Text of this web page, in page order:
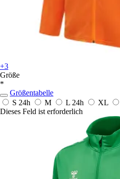
+3
Größe
*
Größentabelle
S 24h M L 24h XL
Dieses Feld ist erforderlich